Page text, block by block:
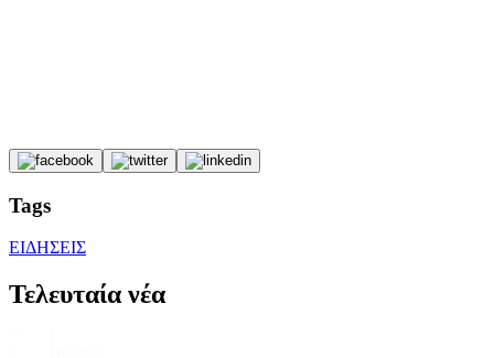
Tags
ΕΙΔΗΣΕΙΣ
Τελευταία νέα